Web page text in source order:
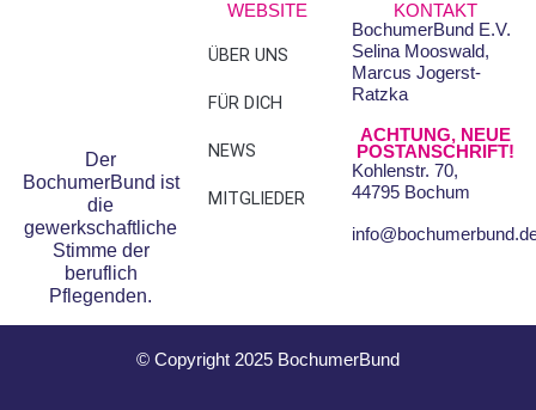
Der
BochumerBund ist
die
gewerkschaftliche
Stimme der
beruflich
Pflegenden.
WEBSITE
ÜBER UNS
FÜR DICH
NEWS
MITGLIEDER
FAQS
DATENSCHUTZ
IMPRESSUM
KONTAKT
BochumerBund E.V.
Selina Mooswald,
Marcus Jogerst-
Ratzka
ACHTUNG, NEUE
POSTANSCHRIFT!
Kohlenstr. 70,
44795 Bochum
© Copyright 2025 BochumerBund